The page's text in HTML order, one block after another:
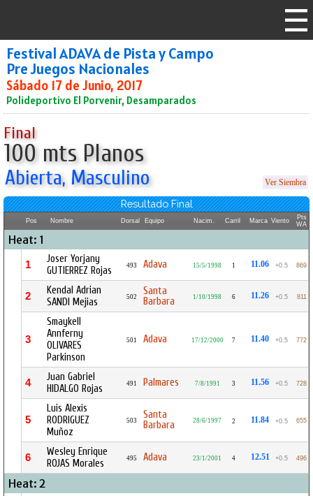
Festival ADAVA de Pista y Campo
Pre Juegos Nacionales
Sábado 17 de Junio, 2017
Polideportivo El Porvenir, Desamparados
Final
100 mts Planos
Abierta, Masculino Ver Siembra
Resultado Final
Pos Nombre Dorsal Equipo Nacim. Carril Marca Viento
Pts
WA
Heat: 1
1
Joser Yorjany
GUTIERREZ Rojas
493 Adava 15/5/1998 1 11.06 +0.5 869
2
Kendal Adrian
SANDI Mejias
502
Santa
Barbara
1/10/1998 6 11.26 +0.5 811
3
Smaykell
Annferny
OLIVARES
Parkinson
501 Adava 17/12/2000 7 11.40 +0.5 772
4
Juan Gabriel
HIDALGO Rojas
491 Palmares 7/8/1991 3 11.56 +0.5 728
5
Luis Alexis
RODRIGUEZ
Muñoz
503
Santa
Barbara
28/6/1997 2 11.84 +0.5 655
6
Wesley Enrique
ROJAS Morales
495 Adava 23/1/2001 4 12.51 +0.5 496
Heat: 2